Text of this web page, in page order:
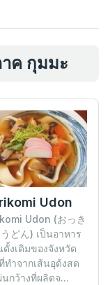
ค กุมมะ
Udon
Udon (おっき
うどん) เป็นอาหาร
งเดิมของจังหวัด
ทำจากเส้นอุด้งสด
กว้างที่ผลิตจ...